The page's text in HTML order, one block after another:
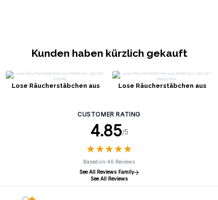
Kunden haben kürzlich gekauft
Lose Räucherstäbchen aus
Lose Räucherstäbchen aus
CUSTOMER RATING
4.85/5
★★★★★
★★★★★
Based on 46 Reviews
See All Reviews Family
See All Reviews